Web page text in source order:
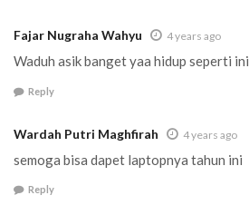
Fajar Nugraha Wahyu 4 years ago
Waduh asik banget yaa hidup seperti ini
Reply
Wardah Putri Maghfirah 4 years ago
semoga bisa dapet laptopnya tahun ini
Reply